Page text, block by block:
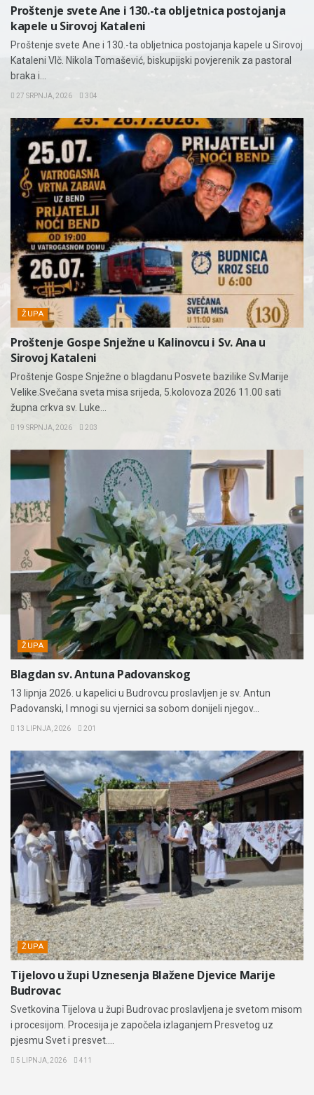
Proštenje svete Ane i 130.-ta obljetnica postojanja
kapele u Sirovoj Kataleni
Proštenje svete Ane i 130.-ta obljetnica postojanja kapele u Sirovoj
Kataleni Vlč. Nikola Tomašević, biskupijski povjerenik za pastoral
braka i...
27 SRPNJA, 2026 304
ŽUPA
Proštenje Gospe Snježne u Kalinovcu i Sv. Ana u
Sirovoj Kataleni
Proštenje Gospe Snježne o blagdanu Posvete bazilike Sv.Marije
Velike.Svečana sveta misa srijeda, 5.kolovoza 2026 11.00 sati
župna crkva sv. Luke...
19 SRPNJA, 2026 203
ŽUPA
Blagdan sv. Antuna Padovanskog
13 lipnja 2026. u kapelici u Budrovcu proslavljen je sv. Antun
Padovanski, I mnogi su vjernici sa sobom donijeli njegov...
13 LIPNJA, 2026 201
ŽUPA
Tijelovo u župi Uznesenja Blažene Djevice Marije
Budrovac
Svetkovina Tijelova u župi Budrovac proslavljena je svetom misom
i procesijom. Procesija je započela izlaganjem Presvetog uz
pjesmu Svet i presvet....
5 LIPNJA, 2026 411